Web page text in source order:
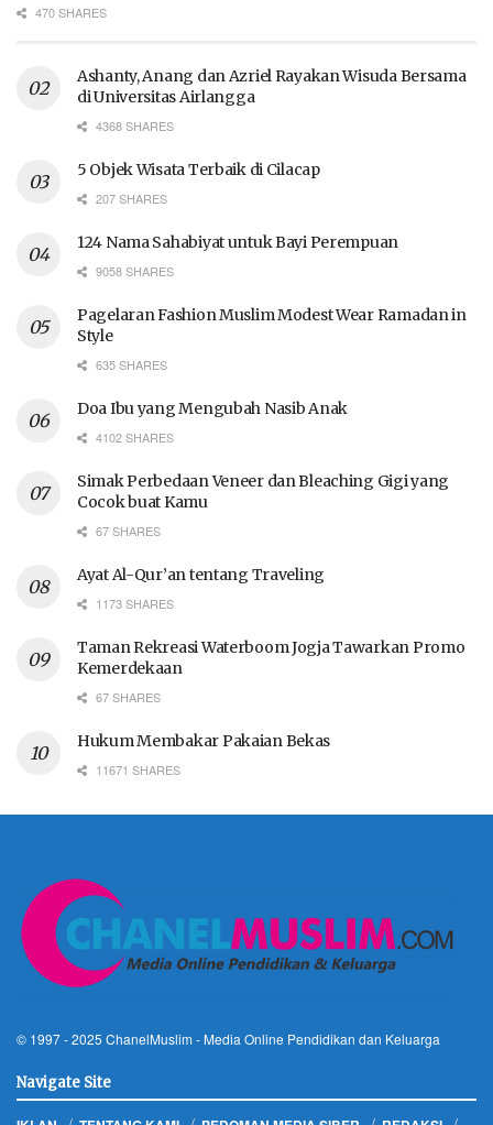
470 SHARES
Ashanty, Anang dan Azriel Rayakan Wisuda Bersama
di Universitas Airlangga
4368 SHARES
5 Objek Wisata Terbaik di Cilacap
207 SHARES
124 Nama Sahabiyat untuk Bayi Perempuan
9058 SHARES
Pagelaran Fashion Muslim Modest Wear Ramadan in
Style
635 SHARES
Doa Ibu yang Mengubah Nasib Anak
4102 SHARES
Simak Perbedaan Veneer dan Bleaching Gigi yang
Cocok buat Kamu
67 SHARES
Ayat Al-Qur’an tentang Traveling
1173 SHARES
Taman Rekreasi Waterboom Jogja Tawarkan Promo
Kemerdekaan
67 SHARES
Hukum Membakar Pakaian Bekas
11671 SHARES
© 1997 - 2025 ChanelMuslim - Media Online Pendidikan dan Keluarga
Navigate Site